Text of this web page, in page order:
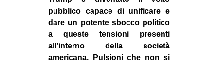
pubblico capace di unificare e
dare un potente sbocco politico
a queste tensioni presenti
all’interno della società
americana. Pulsioni che non si